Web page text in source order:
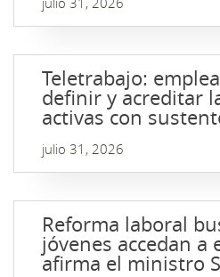
Teletrabajo:
definir y acreditar
activas con
julio 31, 2026
Reforma laboral
jóvenes accedan a
afirma el ministro